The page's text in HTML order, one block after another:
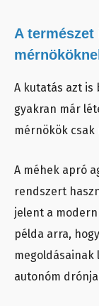
A
A kutatás azt is
gyakran már
mérnökök
A méhek apró
rendszert
jelent a
példa arra,
megoldásainak
autonóm